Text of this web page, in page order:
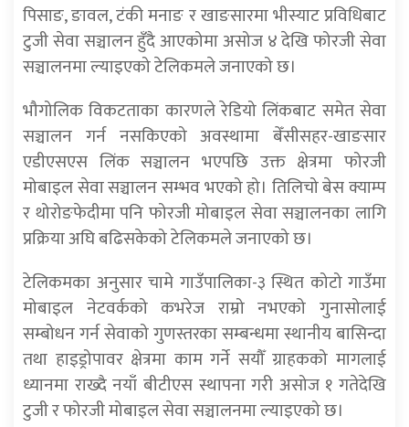
पिसाङ, ङावल, टंकी मनाङ र खाङसारमा भीस्याट प्रविधिबाट
टुजी सेवा सञ्चालन हुँदै आएकोमा असोज ४ देखि फोरजी सेवा
सञ्चालनमा ल्याइएको टेलिकमले जनाएको छ।
भौगोलिक विकटताका कारणले रेडियो लिंकबाट समेत सेवा
सञ्चालन गर्न नसकिएको अवस्थामा बेँसीसहर-खाङसार
एडीएसएस लिंक सञ्चालन भएपछि उक्त क्षेत्रमा फोरजी
मोबाइल सेवा सञ्चालन सम्भव भएको हो। तिलिचो बेस क्याम्प
र थोरोङफेदीमा पनि फोरजी मोबाइल सेवा सञ्चालनका लागि
प्रक्रिया अघि बढिसकेको टेलिकमले जनाएको छ।
टेलिकमका अनुसार चामे गाउँपालिका-३ स्थित कोटो गाउँमा
मोबाइल नेटवर्कको कभरेज राम्रो नभएको गुनासोलाई
सम्बोधन गर्न सेवाको गुणस्तरका सम्बन्धमा स्थानीय बासिन्दा
तथा हाइड्रोपावर क्षेत्रमा काम गर्ने सयौँ ग्राहकको मागलाई
ध्यानमा राख्दै नयाँ बीटीएस स्थापना गरी असोज १ गतेदेखि
टुजी र फोरजी मोबाइल सेवा सञ्चालनमा ल्याइएको छ।